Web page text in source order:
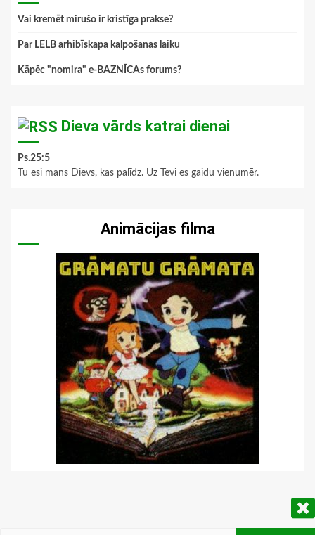
Vai kremēt mirušo ir kristīga prakse?
Par LELB arhibīskapa kalpošanas laiku
Kāpēc "nomira" e-BAZNĪCAs forums?
Dieva vārds katrai dienai
Ps.25:5
Tu esi mans Dievs, kas palīdz. Uz Tevi es gaidu vienumēr.
Animācijas filma